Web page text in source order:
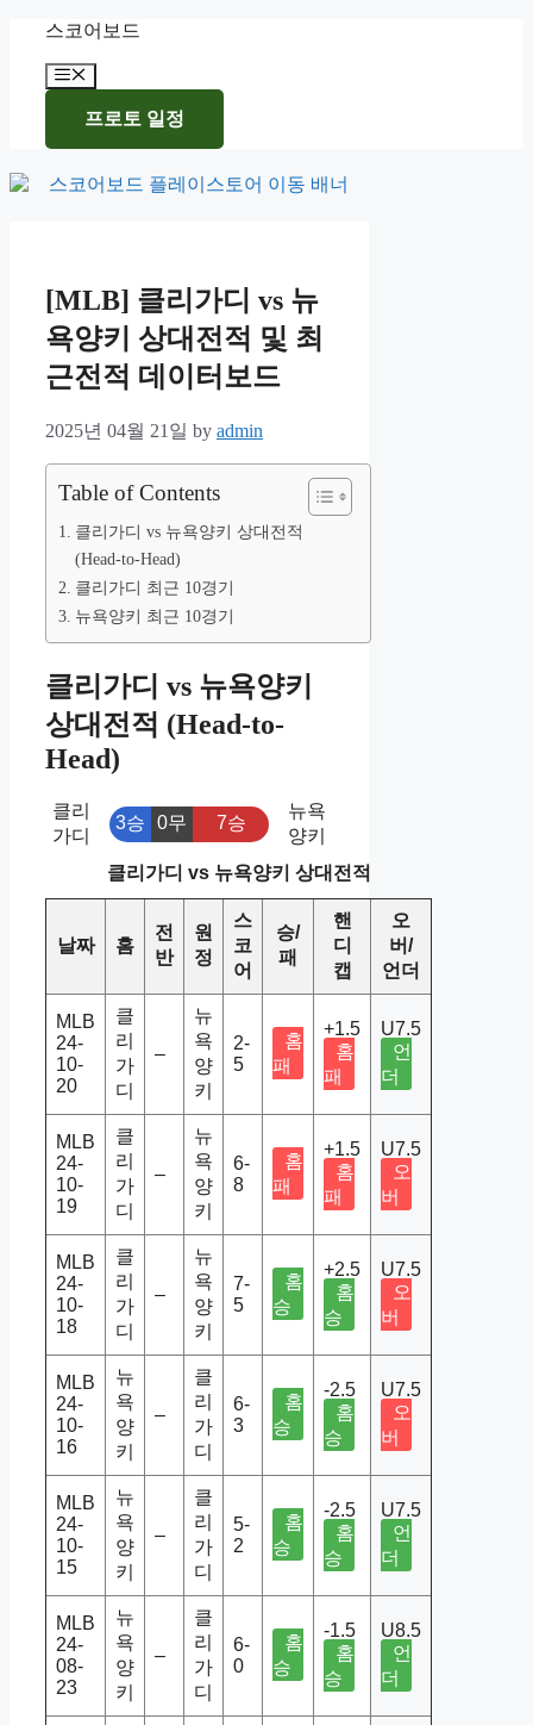
content
스코어보드
Menu
프로토 일정
[MLB] 클리가디 vs 뉴
욕양키 상대전적 및 최
근전적 데이터보드
2025년 04월 21일 by admin
Table of Contents
클리가디 vs 뉴욕양키 상대전적
(Head-to-Head)
클리가디 최근 10경기
뉴욕양키 최근 10경기
클리가디 vs 뉴욕양키
상대전적 (Head-to-
Head)
클리
가디
3승 0무 7승
뉴욕
양키
클리가디 vs 뉴욕양키 상대전적
날짜 홈
전
반
원
정
스
코
어
승/
패
핸
디
캡
오
버/
언더
MLB
24-
10-
20
클
리
가
디
–
뉴
욕
양
키
2-
5
홈
패
+1.5
홈
패
U7.5
언
더
MLB
24-
10-
19
클
리
가
디
–
뉴
욕
양
키
6-
8
홈
패
+1.5
홈
패
U7.5
오
버
MLB
24-
10-
18
클
리
가
디
–
뉴
욕
양
키
7-
5
홈
승
+2.5
홈
승
U7.5
오
버
MLB
24-
10-
16
뉴
욕
양
키
–
클
리
가
디
6-
3
홈
승
-2.5
홈
승
U7.5
오
버
MLB
24-
10-
15
뉴
욕
양
키
–
클
리
가
디
5-
2
홈
승
-2.5
홈
승
U7.5
언
더
MLB
24-
08-
23
뉴
욕
양
키
–
클
리
가
디
6-
0
홈
승
-1.5
홈
승
U8.5
언
더